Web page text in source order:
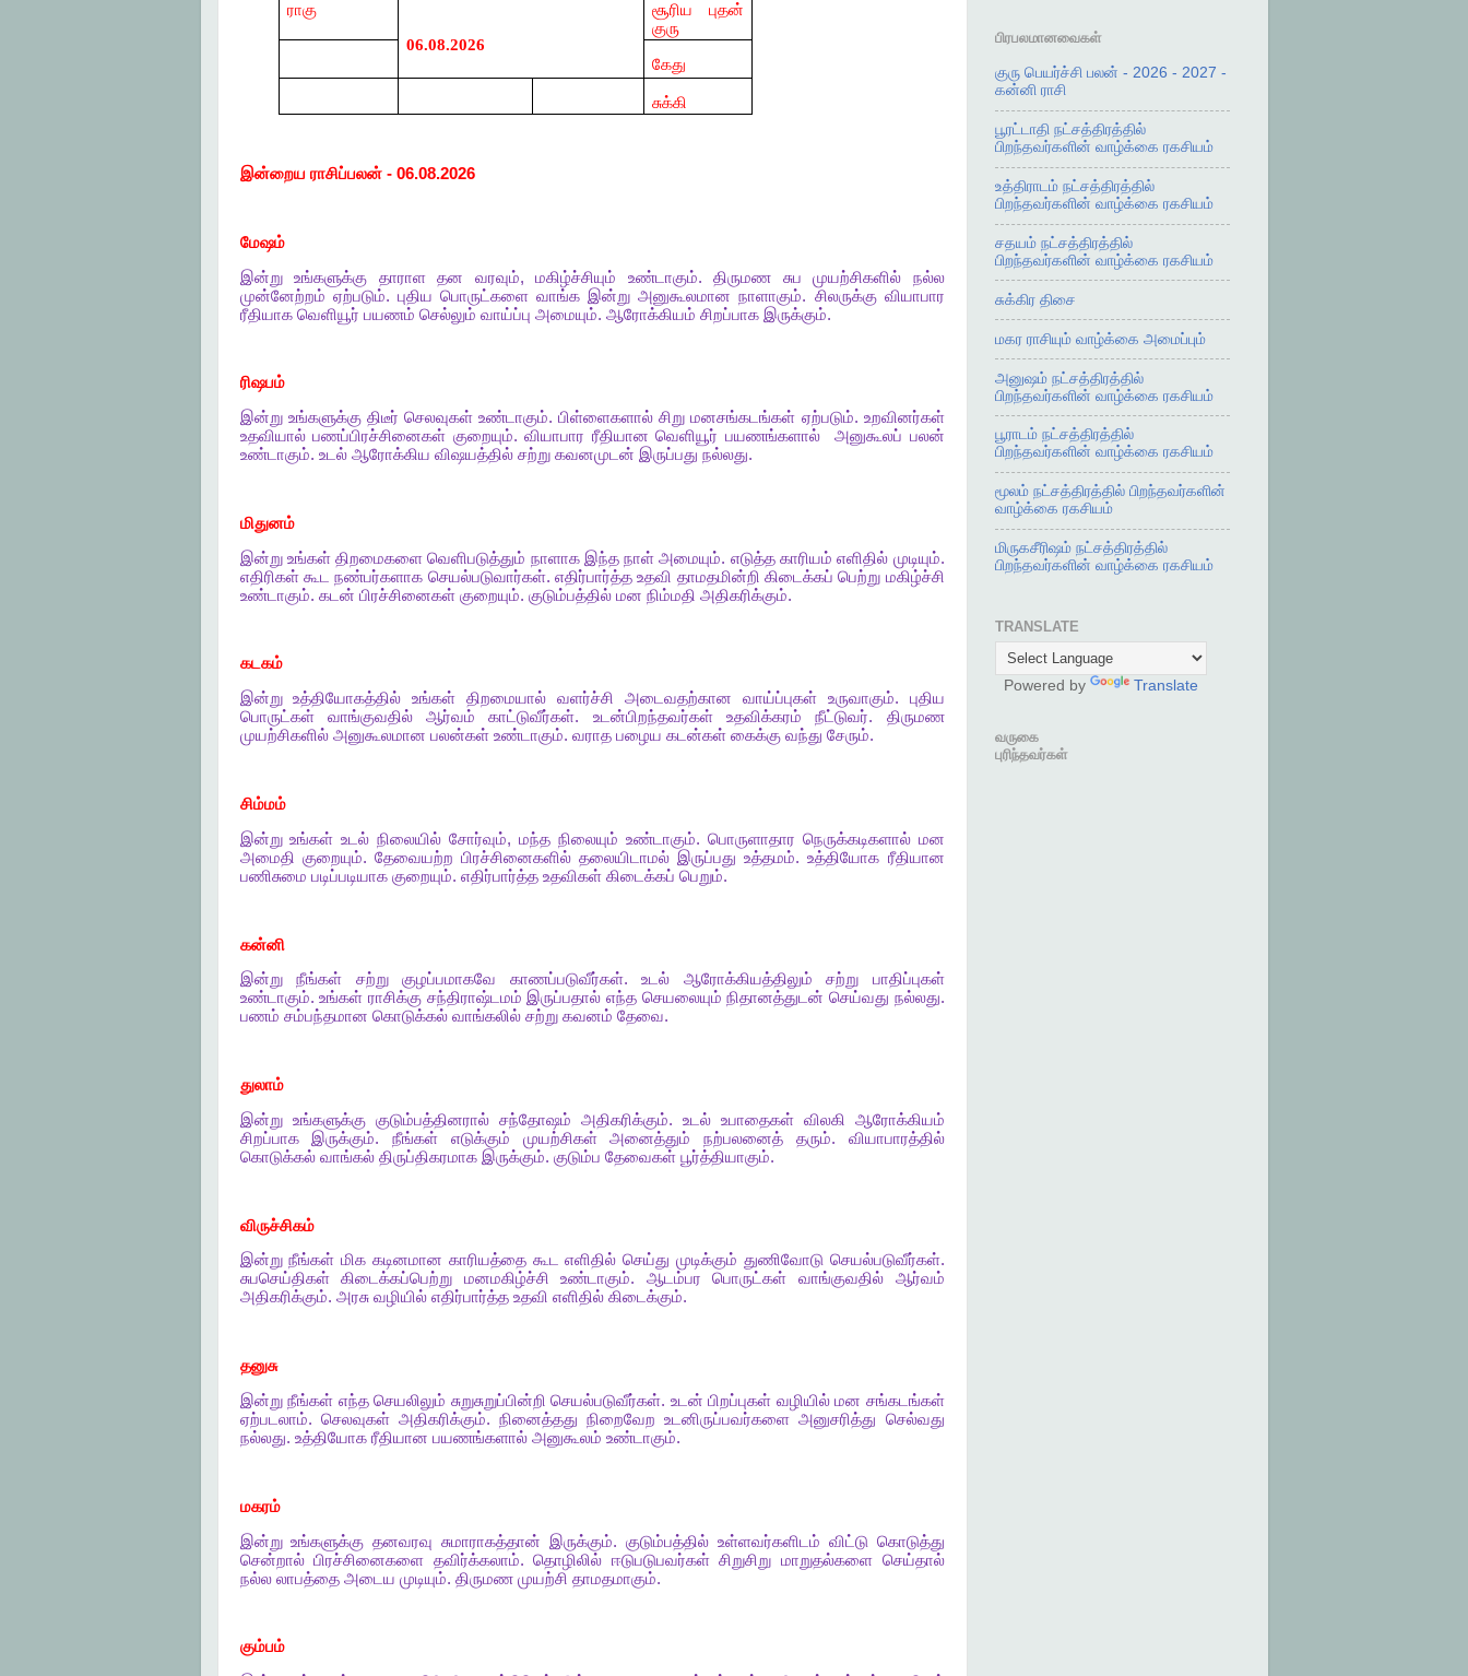
ராகு
06.08.2026
சூரிய புதன்
குரு
கேது
சுக்கி
இன்றைய ராசிப்பலன்- 06.08.2026
மேஷம்
இன்று
உங்களுக்கு தாராள தன வரவும், மகிழ்ச்சியும் உண்டாகும். திருமண சுப முயற்சிகளில்
நல்ல
முன்னேற்றம் ஏற்படும். புதிய பொருட்களை வாங்க இன்று அனுகூலமான நாளாகும். சிலருக்கு வியாபார
ரீதியாக வெளியூர் பயணம் செல்லும் வாய்ப்பு அமையும். ஆரோக்கியம் சிறப்பாக இருக்கும்.
ரிஷபம்
இன்று உங்களுக்கு திடீர் செலவுகள் உண்டாகும்.பிள்ளைகளால் சிறு மனசங்கடங்கள் ஏற்படும். உறவினர்கள்
உதவியால் பணப்பிரச்சினைகள் குறையும்.வியாபார ரீதியான வெளியூர் பயணங்களால் அனுகூலப் பலன்
உண்டாகும். உடல் ஆரோக்கிய விஷயத்தில் சற்று கவனமுடன் இருப்பது நல்லது.
மிதுனம்
இன்று உங்கள் திறமைகளை வெளிபடுத்தும் நாளாக இந்த நாள் அமையும். எடுத்த காரியம் எளிதில் முடியும்.
எதிரிகள் கூட நண்பர்களாக செயல்படுவார்கள். எதிர்பார்த்த உதவி தாமதமின்றி கிடைக்கப் பெற்று மகிழ்ச்சி
உண்டாகும். கடன் பிரச்சினைகள் குறையும். குடும்பத்தில் மன நிம்மதி அதிகரிக்கும்.
கடகம்
இன்று
உத்தியோகத்தில் உங்கள் திறமையால் வளர்ச்சி அடைவதற்கான வாய்ப்புகள் உருவாகும். புதிய
பொருட்கள்
வாங்குவதில் ஆர்வம் காட்டுவீர்கள். உடன்பிறந்தவர்கள் உதவிக்கரம் நீட்டுவர். திருமண
முயற்சிகளில் அனுகூலமான பலன்கள் உண்டாகும். வராத பழைய கடன்கள் கைக்கு வந்து சேரும்.
சிம்மம்
இன்று உங்கள் உடல் நிலையில் சோர்வும்,மந்த நிலையும் உண்டாகும். பொருளாதார நெருக்கடிகளால் மன
அமைதி குறையும். தேவையற்ற பிரச்சினைகளில் தலையிடாமல் இருப்பது உத்தமம்.உத்தியோக ரீதியான
பணிசுமை படிப்படியாக குறையும். எதிர்பார்த்த உதவிகள் கிடைக்கப் பெறும்.
கன்னி
இன்று
நீங்கள் சற்று குழப்பமாகவே காணப்படுவீர்கள். உடல் ஆரோக்கியத்திலும் சற்று
பாதிப்புகள்
உண்டாகும்.உங்கள் ராசிக்கு சந்திராஷ்டமம் இருப்பதால் எந்த செயலையும் நிதானத்துடன் செய்வது நல்லது.
பணம் சம்பந்தமான கொடுக்கல் வாங்கலில் சற்று கவனம் தேவை.
துலாம்
இன்று உங்களுக்கு குடும்பத்தினரால் சந்தோஷம் அதிகரிக்கும். உடல் உபாதைகள் விலகி
ஆரோக்கியம்
சிறப்பாக
இருக்கும். நீங்கள் எடுக்கும் முயற்சிகள் அனைத்தும் நற்பலனைத் தரும். வியாபாரத்தில்
கொடுக்கல் வாங்கல் திருப்திகரமாக இருக்கும். குடும்ப தேவைகள் பூர்த்தியாகும்.
விருச்சிகம்
இன்று நீங்கள் மிக கடினமான காரியத்தை கூட எளிதில் செய்து முடிக்கும் துணிவோடு செயல்படுவீர்கள்.
சுபசெய்திகள்
கிடைக்கப்பெற்று மனமகிழ்ச்சி உண்டாகும். ஆடம்பர பொருட்கள் வாங்குவதில்
ஆர்வம்
அதிகரிக்கும். அரசு வழியில் எதிர்பார்த்த உதவி எளிதில் கிடைக்கும்.
தனுசு
இன்று நீங்கள் எந்த செயலிலும் சுறுசுறுப்பின்றி செயல்படுவீர்கள். உடன் பிறப்புகள் வழியில் மன சங்கடங்கள்
ஏற்படலாம். செலவுகள் அதிகரிக்கும். நினைத்தது நிறைவேற உடனிருப்பவர்களை அனுசரித்து
செல்வது
நல்லது. உத்தியோக ரீதியான பயணங்களால் அனுகூலம் உண்டாகும்.
மகரம்
இன்று உங்களுக்கு தனவரவு சுமாராகத்தான் இருக்கும். குடும்பத்தில் உள்ளவர்களிடம் விட்டு கொடுத்து
சென்றால் பிரச்சினைகளை தவிர்க்கலாம்.தொழிலில் ஈடுபடுபவர்கள் சிறுசிறு மாறுதல்களை செய்தால்
நல்ல லாபத்தை அடைய முடியும். திருமண முயற்சி தாமதமாகும்.
கும்பம்
பிரபலமானவைகள்
குரு பெயர்ச்சி பலன் - 2026 - 2027 -
கன்னி ராசி
பூரட்டாதி நட்சத்திரத்தில்
பிறந்தவர்களின் வாழ்க்கை ரகசியம்
உத்திராடம் நட்சத்திரத்தில்
பிறந்தவர்களின் வாழ்க்கை ரகசியம்
சதயம் நட்சத்திரத்தில்
பிறந்தவர்களின் வாழ்க்கை ரகசியம்
சுக்கிர திசை
மகர ராசியும் வாழ்க்கை அமைப்பும்
அனுஷம் நட்சத்திரத்தில்
பிறந்தவர்களின் வாழ்க்கை ரகசியம்
பூராடம் நட்சத்திரத்தில்
பிறந்தவர்களின் வாழ்க்கை ரகசியம்
மூலம் நட்சத்திரத்தில் பிறந்தவர்களின்
வாழ்க்கை ரகசியம்
மிருகசீரிஷம் நட்சத்திரத்தில்
பிறந்தவர்களின் வாழ்க்கை ரகசியம்
TRANSLATE
Powered by Translate
வருகை
புரிந்தவர்கள்